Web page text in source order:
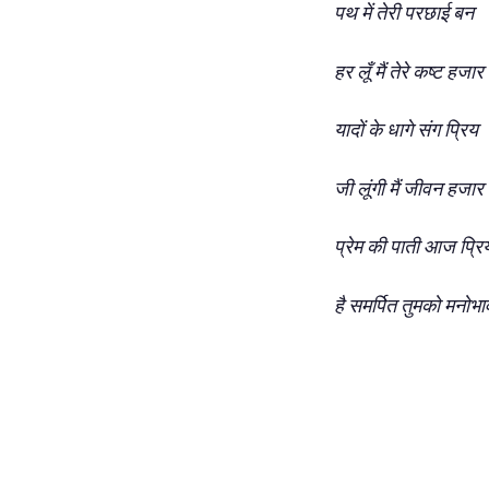
पथ में तेरी परछाई बन
हर लूँ मैं तेरे कष्ट हजार
यादों के धागे संग प्रिय
जी लूंगी मैं जीवन
प्रेम की पाती आज
है समर्पित तुमको